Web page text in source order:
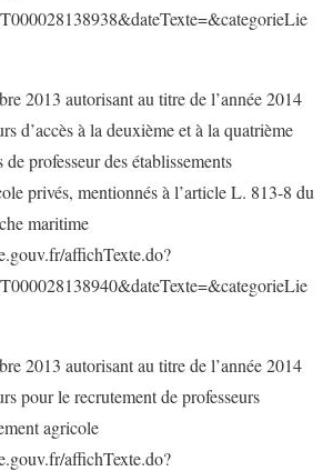
2013 autorisant au titre de l’année 2014
d’accès à la deuxième et à la quatrième
professeur des établissements
privés, mentionnés à l’article L. 813-8 du
maritime
affichTexte.do?
2013 autorisant au titre de l’année 2014
pour le recrutement de professeurs
agricole
affichTexte.do?